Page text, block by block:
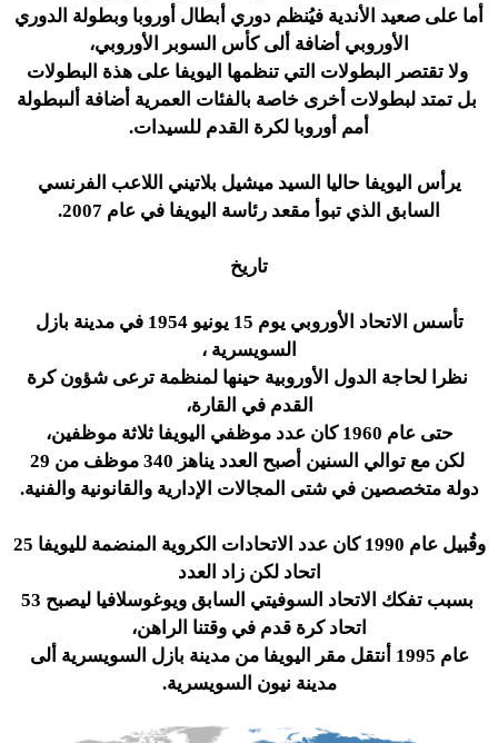
أما على صعيد الأندية فيُنظم دوري أبطال أوروبا وبطولة الدوري
الأوروبي أضافة ألى كأس السوبر الأوروبي،
ولا تقتصر البطولات التي تنظمها اليويفا على هذة البطولات
بل تمتد لبطولات أخرى خاصة بالفئات العمرية أضافة ألىبطولة
أمم أوروبا لكرة القدم للسيدات.
يرأس اليويفا حاليا السيد ميشيل بلاتيني اللاعب الفرنسي
السابق الذي تبوأ مقعد رئاسة اليويفا في عام 2007.
تاريخ
تأسس الاتحاد الأوروبي يوم 15 يونيو 1954 في مدينة بازل
السويسرية ،
نظرا لحاجة الدول الأوروبية حينها لمنظمة ترعى شؤون كرة
القدم في القارة،
حتى عام 1960 كان عدد موظفي اليويفا ثلاثة موظفين،
لكن مع توالي السنين أصبح العدد يناهز 340 موظف من 29
دولة متخصصين في شتى المجالات الإدارية والقانونية والفنية.
وقُبيل عام 1990 كان عدد الاتحادات الكروية المنضمة لليويفا 25
اتحاد لكن زاد العدد
بسبب تفكك الاتحاد السوفيتي السابق ويوغوسلافيا ليصبح 53
اتحاد كرة قدم في وقتنا الراهن،
عام 1995 أنتقل مقر اليويفا من مدينة بازل السويسرية ألى
مدينة نيون السويسرية.